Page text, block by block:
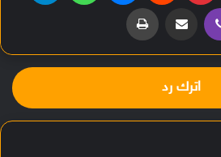
ڤايبر مشاركة عبر البريد طباعة
اترك رد